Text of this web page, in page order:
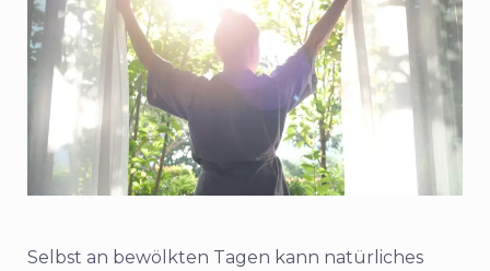
Selbst an bewölkten Tagen kann natürliches